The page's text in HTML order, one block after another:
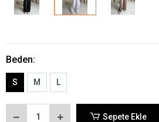
Beden:
S M L
Sepete Ekle